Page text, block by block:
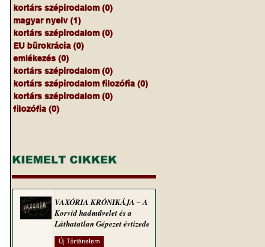
kortárs szépirodalom (0)
magyar nyelv (1)
kortárs szépirodalom (0)
EU bürokrácia (0)
emlékezés (0)
kortárs szépirodalom (0)
kortárs szépirodalom filozófia (0)
kortárs szépirodalom (0)
filozófia (0)
KIEMELT CIKKEK
VAXÓRIA KRÓNIKÁJA ‒ A
Korvid hadművelet és a
Láthatatlan Gépezet évtizede
Új Történelem